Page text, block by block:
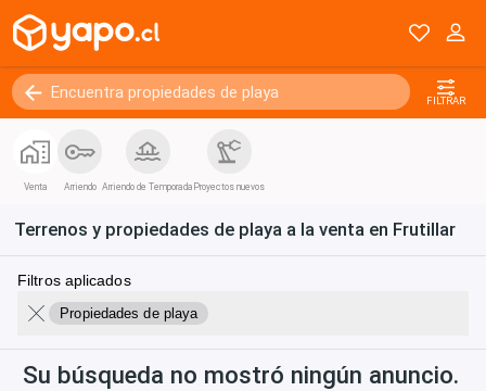
FILTRAR
Venta Arriendo Arriendo de Temporada Proyectos nuevos
Terrenos y propiedades de playa a la venta en Frutillar
Filtros aplicados
Propiedades de playa
Su búsqueda no mostró ningún anuncio.